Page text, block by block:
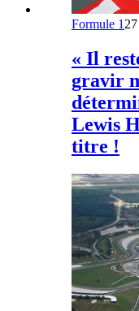
Formule 1
« Il
gravir
Lewis
titre !